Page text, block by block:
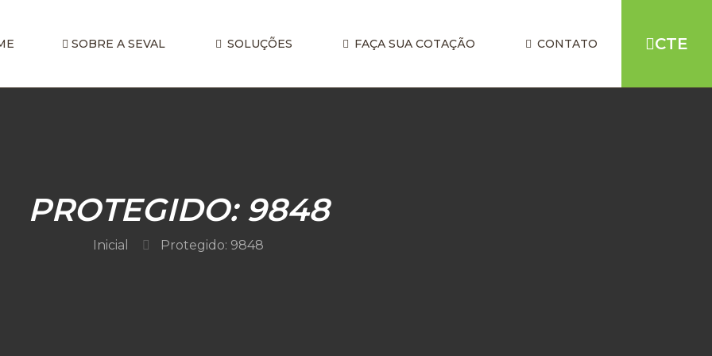
SOBRE A SEVAL SOLUÇÕES FAÇA SUA COTAÇÃO CONTATO CTE
PROTEGIDO: 9848
Inicial Protegido: 9848